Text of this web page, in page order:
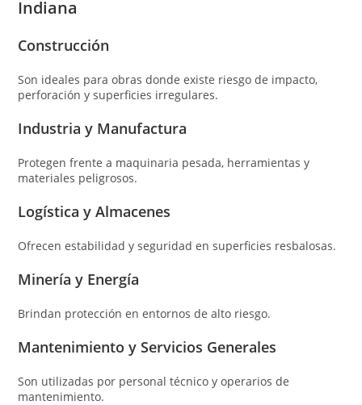
Indiana
Construcción
Son ideales para obras donde existe riesgo de impacto,
perforación y superficies irregulares.
Industria y Manufactura
Protegen frente a maquinaria pesada, herramientas y
materiales peligrosos.
Logística y Almacenes
Ofrecen estabilidad y seguridad en superficies resbalosas.
Minería y Energía
Brindan protección en entornos de alto riesgo.
Mantenimiento y Servicios Generales
Son utilizadas por personal técnico y operarios de
mantenimiento.